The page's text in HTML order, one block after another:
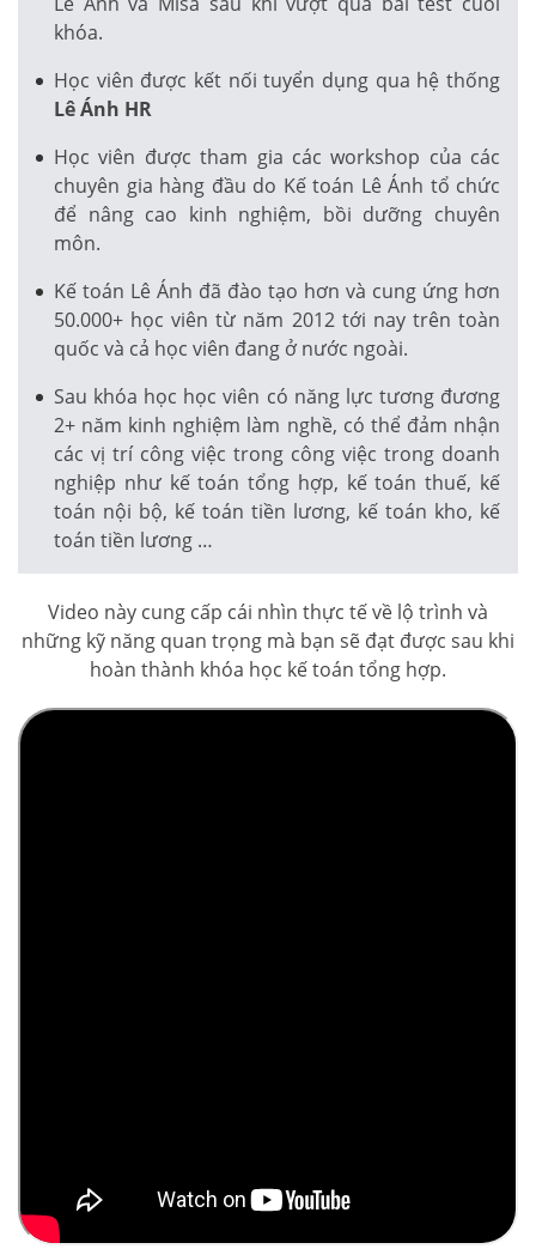
khóa.
Học viên được kết nối tuyển dụng qua hệ thống
Lê Ánh HR
Học viên được tham gia các workshop của các
chuyên gia hàng đầu do Kế toán Lê Ánh tổ chức
để nâng cao kinh nghiệm, bồi dưỡng chuyên
môn.
Kế toán Lê Ánh đã đào tạo hơn và cung ứng hơn
50.000+ học viên từ năm 2012 tới nay trên toàn
quốc và cả học viên đang ở nước ngoài.
Sau khóa học học viên có năng lực tương đương
2+ năm kinh nghiệm làm nghề, có thể đảm nhận
các vị trí công việc trong công việc trong doanh
nghiệp như kế toán tổng hợp, kế toán thuế, kế
toán nội bộ, kế toán tiền lương, kế toán kho, kế
toán tiền lương …
Video này cung cấp cái nhìn thực tế về lộ trình và
những kỹ năng quan trọng mà bạn sẽ đạt được sau khi
hoàn thành khóa học kế toán tổng hợp.